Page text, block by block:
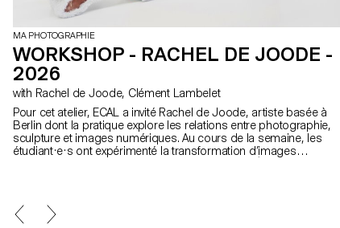
MA PHOTOGRAPHIE
WORKSHOP - RACHEL DE JOODE -
2026
with Rachel de Joode, Clément Lambelet
Pour cet atelier, ECAL a invité Rachel de Joode, artiste basée à
Berlin dont la pratique explore les relations entre photographie,
sculpture et images numériques. Au cours de la semaine, les
étudiant·e·s ont expérimenté la transformation d’images
des surfaces à découper, plier, superposer et assembler pour
créer des objets sculpturaux. À travers des tests rapides et des